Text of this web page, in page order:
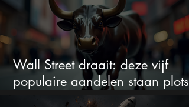
Wall Street draait: deze vijf
populaire aandelen staan plots
onder spanning